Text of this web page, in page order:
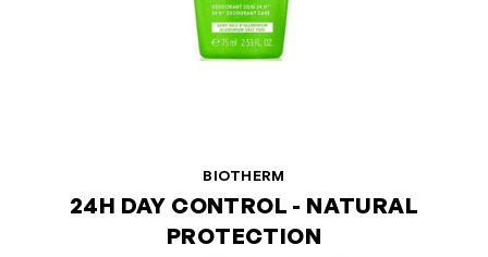
BIOTHERM
24H DAY CONTROL - NATURAL
PROTECTION